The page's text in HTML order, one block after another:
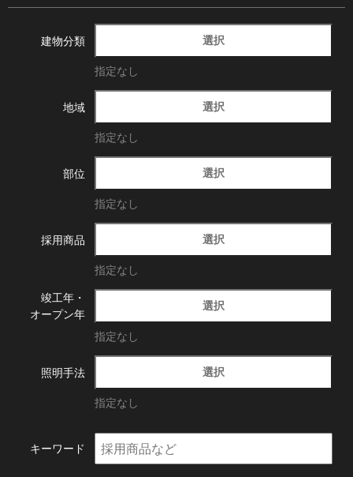
建物分類 選択
指定なし
地域 選択
指定なし
部位 選択
指定なし
採用商品 選択
指定なし
竣工年・
オープン年
選択
指定なし
照明手法 選択
指定なし
キーワード